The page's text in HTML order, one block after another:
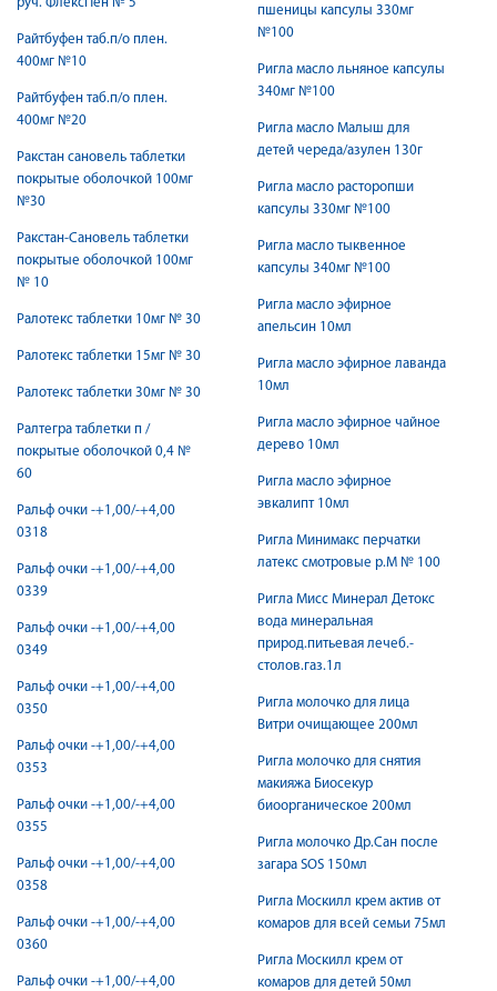
Райтбуфен таб.п/о плен.
400мг №10
Райтбуфен таб.п/о плен.
400мг №20
Ракстан сановель таблетки
покрытые оболочкой 100мг
№30
Ракстан-Сановель таблетки
покрытые оболочкой 100мг
№ 10
Ралотекс таблетки 10мг № 30
Ралотекс таблетки 15мг № 30
Ралотекс таблетки 30мг № 30
Ралтегра таблетки п /
покрытые оболочкой 0,4 №
60
Ральф очки -+1,00/-+4,00
0318
Ральф очки -+1,00/-+4,00
0339
Ральф очки -+1,00/-+4,00
0349
Ральф очки -+1,00/-+4,00
0350
Ральф очки -+1,00/-+4,00
0353
Ральф очки -+1,00/-+4,00
0355
Ральф очки -+1,00/-+4,00
0358
Ральф очки -+1,00/-+4,00
0360
Ральф очки -+1,00/-+4,00
пшеницы капсулы 330мг
№100
Ригла масло льняное капсулы
340мг №100
Ригла масло Малыш для
детей череда/азулен 130г
Ригла масло расторопши
капсулы 330мг №100
Ригла масло тыквенное
капсулы 340мг №100
Ригла масло эфирное
апельсин 10мл
Ригла масло эфирное лаванда
10мл
Ригла масло эфирное чайное
дерево 10мл
Ригла масло эфирное
эвкалипт 10мл
Ригла Минимакс перчатки
латекс смотровые р.М № 100
Ригла Мисс Минерал Детокс
вода минеральная
природ.питьевая лечеб.-
столов.газ.1л
Ригла молочко для лица
Витри очищающее 200мл
Ригла молочко для снятия
макияжа Биосекур
биоорганическое 200мл
Ригла молочко Др.Сан после
загара SOS 150мл
Ригла Москилл крем актив от
комаров для всей семьи 75мл
Ригла Москилл крем от
комаров для детей 50мл